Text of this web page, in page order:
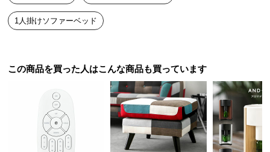
設
ー
1人掛けソファーベッド
この商品を買った人はこんな商品も買っています